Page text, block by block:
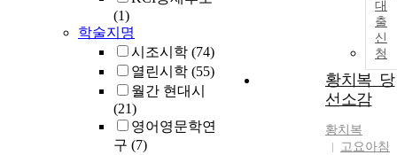
(1)
학술지명
시조시학 (74)
열린시학 (55)
월간 현대시
(21)
영어영문학연
구 (7)
대
출
신
청
황치복_당
선소감
황치복
고요아침